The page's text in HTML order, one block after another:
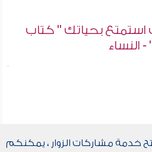
استمتع بحياتك " كتاب
النساء
خدمة مشاركات الزوار ، يمكنكم